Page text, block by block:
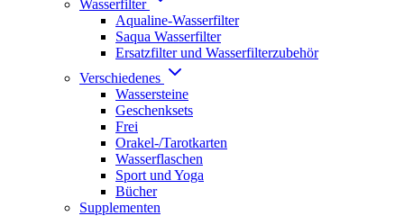
Wasserfilter
Aqualine-Wasserfilter
Saqua Wasserfilter
Ersatzfilter und Wasserfilterzubehör
Verschiedenes
Wassersteine
Geschenksets
Frei
Orakel-/Tarotkarten
Wasserflaschen
Sport und Yoga
Bücher
Supplementen